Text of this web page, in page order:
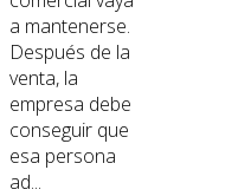
a mantenerse.
Después de la
venta, la
empresa debe
conseguir que
esa persona
ad...